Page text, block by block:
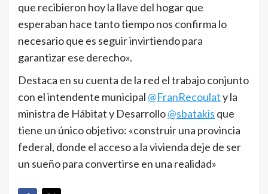
que recibieron hoy la llave del hogar que
esperaban hace tanto tiempo nos confirma lo
necesario que es seguir invirtiendo para
garantizar ese derecho».
Destaca en su cuenta de la red el trabajo conjunto
con el intendente municipal @FranRecoulaty la
ministra de Hábitat y Desarrollo@sbatakis que
tiene un único objetivo: «construir una provincia
federal, donde el acceso a la vivienda deje de ser
un sueño para convertirse en una realidad»